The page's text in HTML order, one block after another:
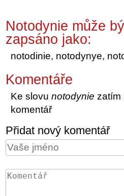
Notodynie může
zapsáno jako:
notodinie, notodynye,
Komentáře
Ke slovunotodynie zatím
komentář
Přidat nový komentář